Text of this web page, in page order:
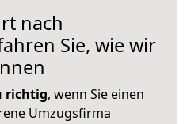
nach
Sie, wie wir
richtig, wenn Sie einen
Umzugsfirma